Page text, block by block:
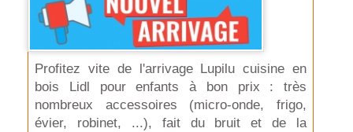
Profitez vite de l'arrivage Lupilu cuisine en
bois Lidl pour enfants à bon prix : très
nombreux accessoires (micro-onde, frigo,
évier, robinet, ...), fait du bruit et de la